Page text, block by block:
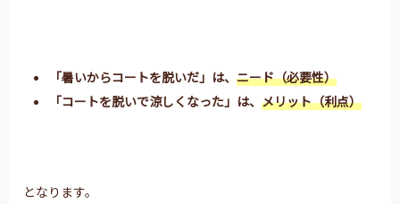
「暑いからコートを脱いだ」は、 ニード（必要性）
「コートを脱いで涼しくなった」は、 メリット（利点）
となります。